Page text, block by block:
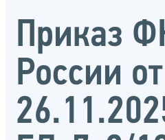
Приказ
России от